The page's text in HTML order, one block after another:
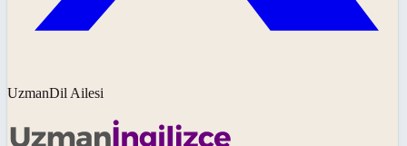
UzmanDil Ailesi